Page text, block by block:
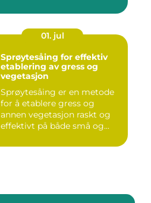
01. jul
Sprøytesåing for effektiv
etablering av gress og
vegetasjon
Sprøytesåing er en metode
for å etablere gress og
annen vegetasjon raskt og
effektivt på både små og...